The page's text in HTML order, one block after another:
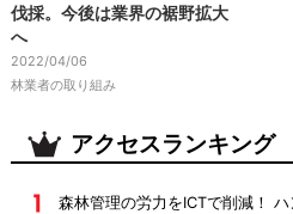
伐採。今後は業界の裾野拡大
へ
2022/04/06
林業者の取り組み
アクセスランキング
森林管理の労力をICTで削減！